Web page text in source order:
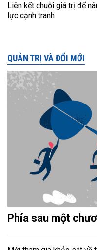
Liên kết chuỗi giá trị để
lực cạnh tranh
QUẢN TRỊ VÀ ĐỔI MỚI
Phía sau một